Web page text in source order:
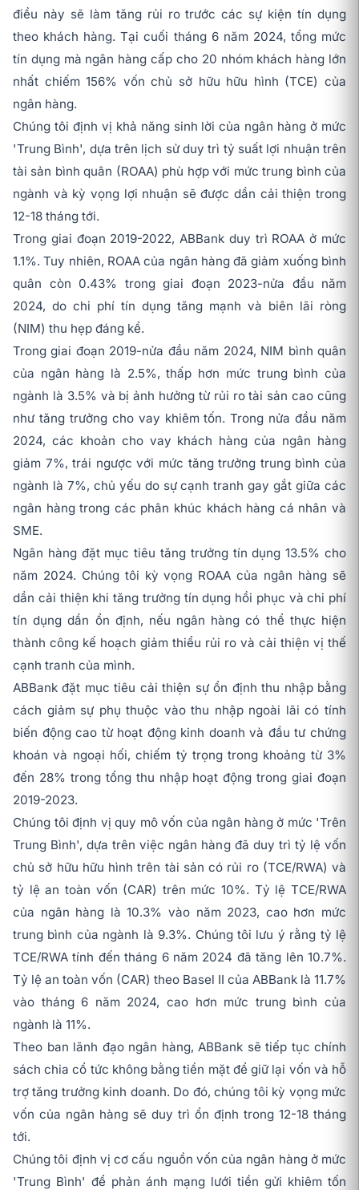
điều này sẽ làm tăng rủi ro trước các sự kiện tín dụng
theo khách hàng. Tại cuối tháng 6 năm 2024, tổng mức
tín dụng mà ngân hàng cấp cho 20 nhóm khách hàng lớn
nhất chiếm 156% vốn chủ sở hữu hữu hình (TCE) của
ngân hàng.
Chúng tôi định vị khả năng sinh lời của ngân hàng ở mức
'Trung Bình', dựa trên lịch sử duy trì tỷ suất lợi nhuận trên
tài sản bình quân (ROAA) phù hợp với mức trung bình của
ngành và kỳ vọng lợi nhuận sẽ được dần cải thiện trong
12-18 tháng tới.
Trong giai đoạn 2019-2022, ABBank duy trì ROAA ở mức
1.1%. Tuy nhiên, ROAA của ngân hàng đã giảm xuống bình
quân còn 0.43% trong giai đoạn 2023-nửa đầu năm
2024, do chi phí tín dụng tăng mạnh và biên lãi ròng
(NIM) thu hẹp đáng kể.
Trong giai đoạn 2019-nửa đầu năm 2024, NIM bình quân
của ngân hàng là 2.5%, thấp hơn mức trung bình của
ngành là 3.5% và bị ảnh hưởng từ rủi ro tài sản cao cũng
như tăng trưởng cho vay khiêm tốn. Trong nửa đầu năm
2024, các khoản cho vay khách hàng của ngân hàng
giảm 7%, trái ngược với mức tăng trưởng trung bình của
ngành là 7%, chủ yếu do sự cạnh tranh gay gắt giữa các
ngân hàng trong các phân khúc khách hàng cá nhân và
SME.
Ngân hàng đặt mục tiêu tăng trưởng tín dụng 13.5% cho
năm 2024. Chúng tôi kỳ vọng ROAA của ngân hàng sẽ
dần cải thiện khi tăng trưởng tín dụng hồi phục và chi phí
tín dụng dần ổn định, nếu ngân hàng có thể thực hiện
thành công kế hoạch giảm thiểu rủi ro và cải thiện vị thế
cạnh tranh của mình.
ABBank đặt mục tiêu cải thiện sự ổn định thu nhập bằng
cách giảm sự phụ thuộc vào thu nhập ngoài lãi có tính
biến động cao từ hoạt động kinh doanh và đầu tư chứng
khoán và ngoại hối, chiếm tỷ trọng trong khoảng từ 3%
đến 28% trong tổng thu nhập hoạt động trong giai đoạn
2019-2023.
Chúng tôi định vị quy mô vốn của ngân hàng ở mức 'Trên
Trung Bình', dựa trên việc ngân hàng đã duy trì tỷ lệ vốn
chủ sở hữu hữu hình trên tài sản có rủi ro (TCE/RWA) và
tỷ lệ an toàn vốn (CAR) trên mức 10%. Tỷ lệ TCE/RWA
của ngân hàng là 10.3% vào năm 2023, cao hơn mức
trung bình của ngành là 9.3%. Chúng tôi lưu ý rằng tỷ lệ
TCE/RWA tính đến tháng 6 năm 2024 đã tăng lên 10.7%.
Tỷ lệ an toàn vốn (CAR) theo Basel II của ABBank là 11.7%
vào tháng 6 năm 2024, cao hơn mức trung bình của
ngành là 11%.
Theo ban lãnh đạo ngân hàng, ABBank sẽ tiếp tục chính
sách chia cổ tức không bằng tiền mặt để giữ lại vốn và hỗ
trợ tăng trưởng kinh doanh. Do đó, chúng tôi kỳ vọng mức
vốn của ngân hàng sẽ duy trì ổn định trong 12-18 tháng
tới.
Chúng tôi định vị cơ cấu nguồn vốn của ngân hàng ở mức
'Trung Bình' để phản ánh mạng lưới tiền gửi khiêm tốn